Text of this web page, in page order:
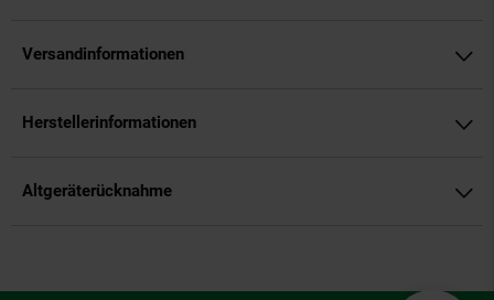
Versandinformationen
Herstellerinformationen
Altgeräterücknahme